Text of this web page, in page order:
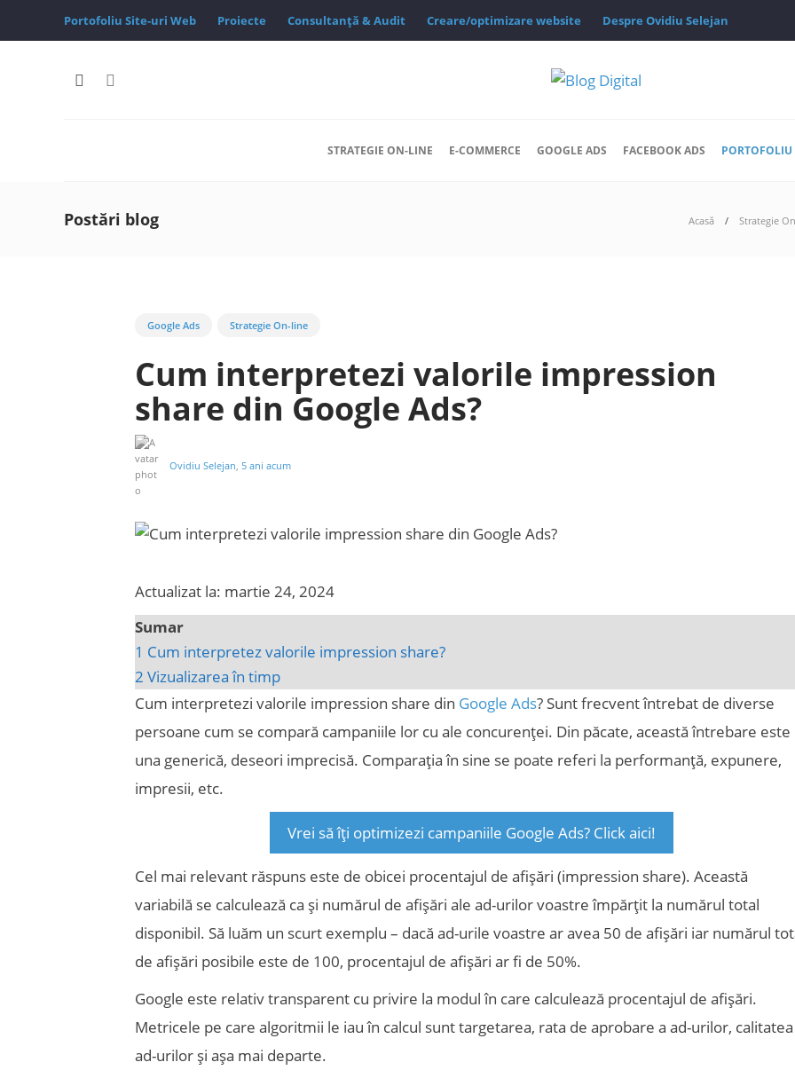
Portofoliu Site-uri Web Proiecte Consultanță & Audit Creare/optimizare website Despre Ovidiu Selejan
STRATEGIE ON-LINE E-COMMERCE GOOGLE ADS FACEBOOK ADS PORTOFOLIU
Postări blog Acasă Strategie
Google Ads Strategie On-line
Cum interpretezi valorile impression
share din Google Ads?
Ovidiu Selejan 5 ani acum
Actualizat la: martie 24, 2024
Sumar
1 Cum interpretez valorile impression share?
2 Vizualizarea în timp
Cum interpretezi valorile impression share din Google Ads? Sunt frecvent întrebat de diverse
persoane cum se compară campaniile lor cu ale concurenței. Din păcate, această întrebare este
una generică, deseori imprecisă. Comparația în sine se poate referi la performanță, expunere,
impresii, etc.
Vrei să îți optimizezi campaniile Google Ads? Click aici!
Cel mai relevant răspuns este de obicei procentajul de afișări (impression share). Această
variabilă se calculează ca și numărul de afișări ale ad-urilor voastre împărțit la numărul total
disponibil. Să luăm un scurt exemplu – dacă ad-urile voastre ar avea 50 de afișări iar numărul
de afișări posibile este de 100, procentajul de afișări ar fi de 50%.
Google este relativ transparent cu privire la modul în care calculează procentajul de afișări.
Metricele pe care algoritmii le iau în calcul sunt targetarea, rata de aprobare a ad-urilor, calitatea
ad-urilor și așa mai departe.